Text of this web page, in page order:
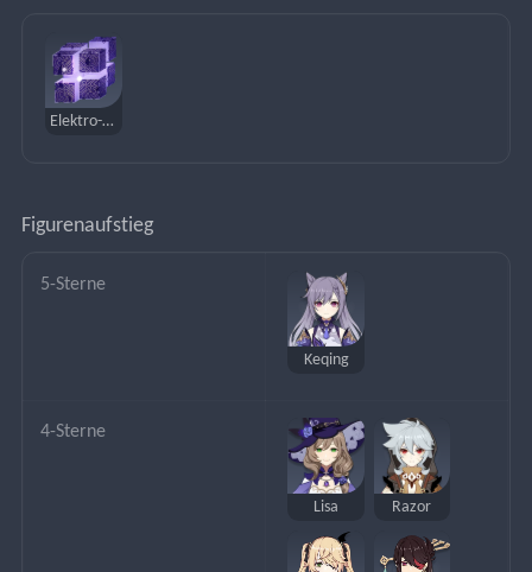
Elektro-Hypostase
Figurenaufstieg
5-Sterne
Keqing
4-Sterne
Lisa Razor